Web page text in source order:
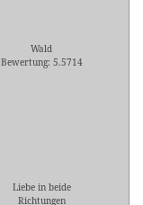
Wald
Bewertung: 5.5714
Liebe in beide
Richtungen